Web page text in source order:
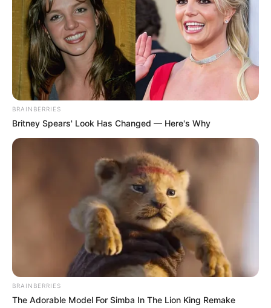
BRAINBERRIES
Britney Spears' Look Has Changed — Here's Why
BRAINBERRIES
The Adorable Model For Simba In The Lion King Remake